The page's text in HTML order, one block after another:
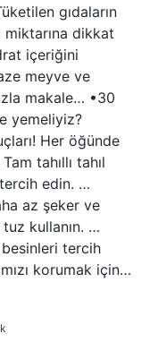
gıdaların
dikkat
içeriğini
meyve ve
makale… •30
yemeliyiz?
Her öğünde
tahıllı tahıl
edin. …
az şeker ve
kullanın. …
tercih
korumak için…